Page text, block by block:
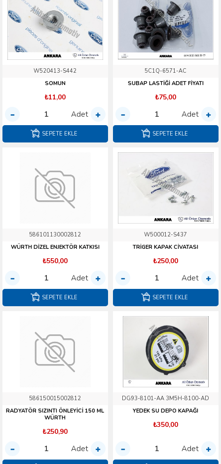
W520413-S442
SOMUN
₺11,00
Adet
SEPETE EKLE
5C1Q-6571-AC
SUBAP LASTİĞİ ADET FİYATI
₺75,00
Adet
SEPETE EKLE
586101130002812
WÜRTH DİZEL ENJEKTÖR KATKISI
₺550,00
Adet
SEPETE EKLE
W500012-S437
TRİGER KAPAK CİVATASI
₺250,00
Adet
SEPETE EKLE
586150015002812
RADYATÖR SIZINTI ÖNLEYİCİ 150 ML
WÜRTH
₺250,90
Adet
DG93-8101-AA 3M5H-8100-AD
YEDEK SU DEPO KAPAĞI
₺350,00
Adet